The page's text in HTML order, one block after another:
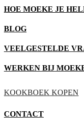
HOE MOEKE JE
BLOG
VEELGESTELDE
WERKEN BIJ
KOOKBOEK KOPEN
CONTACT